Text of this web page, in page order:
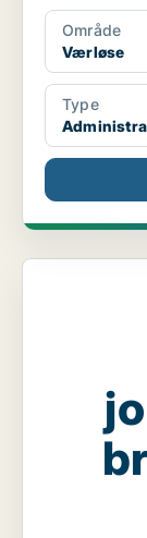
Område
Værløse
Type